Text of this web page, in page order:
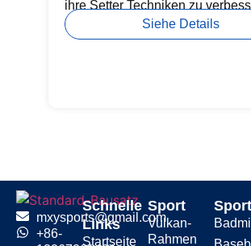
ihre Setter Techniken zu
Siehe Details
mxysports@gmail.com
+86-
Schnelle
Links
Startseite
Sport
Vulkan-
Rahmen